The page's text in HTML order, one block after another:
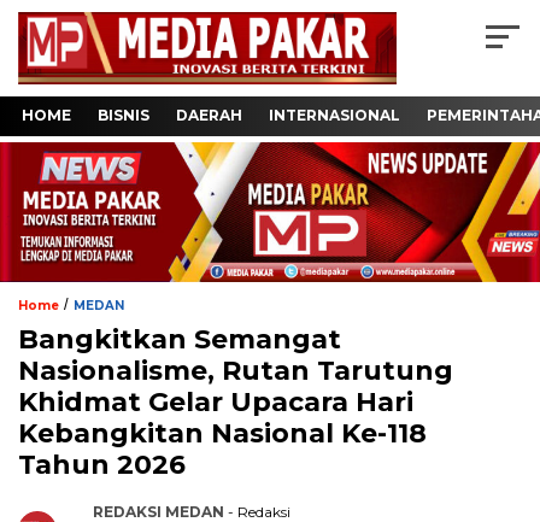
HOME BISNIS DAERAH INTERNASIONAL
Home / MEDAN
Bangkitkan Semangat
Nasionalisme, Rutan Tarutung
Khidmat Gelar Upacara Hari
Kebangkitan Nasional Ke-118
Tahun 2026
REDAKSI MEDAN - Redaksi